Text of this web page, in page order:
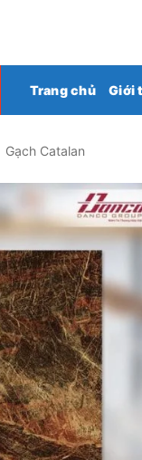
Trang chủ Giới
Gạch Catalan